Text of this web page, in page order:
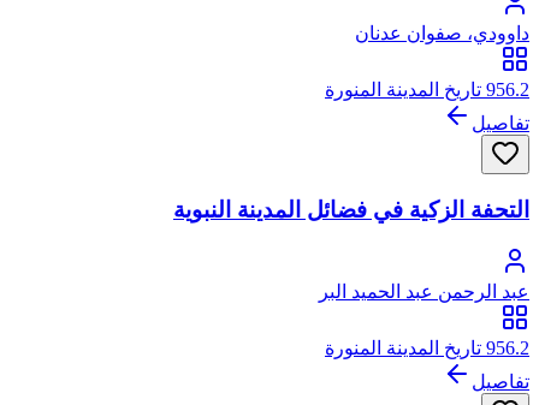
داوودي، صفوان عدنان
956.2 تاريخ المدينة المنورة
تفاصيل
التحفة الزكية في فضائل المدينة النبوية
عبد الرحمن عبد الحميد البر
956.2 تاريخ المدينة المنورة
تفاصيل